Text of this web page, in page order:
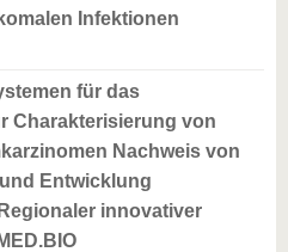
Infektionen
für das
Charakterisierung von
Nachweis von
Entwicklung
innovativer